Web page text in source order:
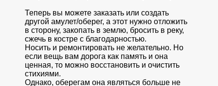
Теперь вы можете заказать или создать
другой амулет/оберег, а этот нужно отложить
в сторону, закопать в землю, бросить в реку,
сжечь в костре с благодарностью.
Носить и ремонтировать не желательно. Но
если вещь вам дорога как память и она
ценная, то можно восстановить и очистить
стихиями.
Однако, оберегам она являться больше не